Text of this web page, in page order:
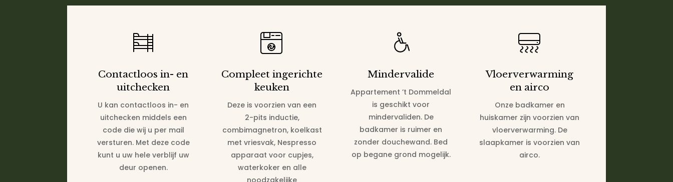
Contactloos in- en
uitchecken
U kan contactloos in- en
uitchecken middels een
code die wij u per mail
versturen. Met deze code
kunt u uw hele verblijf uw
deur openen.
Compleet ingerichte
keuken
Deze is voorzien van een
2-pits inductie,
combimagnetron, koelkast
met vriesvak, Nespresso
apparaat voor cupjes,
waterkoker en alle
noodzakelijke
Mindervalide
Appartement ’t Dommeldal
is geschikt voor
mindervaliden. De
badkamer is ruimer en
zonder douchewand. Bed
op begane grond mogelijk.
Vloerverwarming
en airco
Onze badkamer en
huiskamer zijn voorzien van
vloerverwarming. De
slaapkamer is voorzien van
airco.